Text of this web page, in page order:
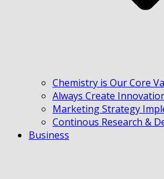
Chemistry is Our Core
Always Create
Marketing Strategy
Continous Research &
Business